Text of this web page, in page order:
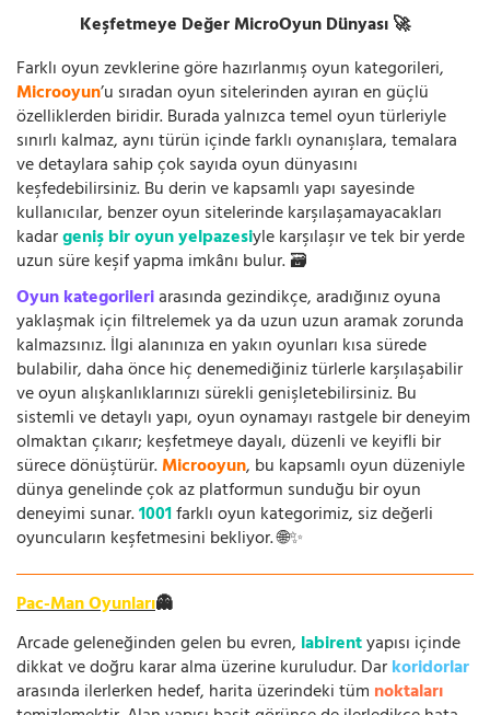
Keşfetmeye Değer MicroOyun Dünyası 🚀
Farklı oyun zevklerine göre hazırlanmış oyun kategorileri,
Microoyun’u sıradan oyun sitelerinden ayıran en güçlü
özelliklerden biridir. Burada yalnızca temel oyun türleriyle
sınırlı kalmaz, aynı türün içinde farklı oynanışlara, temalara
ve detaylara sahip çok sayıda oyun dünyasını
keşfedebilirsiniz. Bu derin ve kapsamlı yapı sayesinde
kullanıcılar, benzer oyun sitelerinde karşılaşamayacakları
kadargeniş bir oyun yelpazesiyle karşılaşır ve tek bir yerde
uzun süre keşif yapma imkânı bulur. 🗃️
Oyun kategorileriarasında gezindikçe, aradığınız oyuna
yaklaşmak için filtrelemek ya da uzun uzun aramak zorunda
kalmazsınız. İlgi alanınıza en yakın oyunları kısa sürede
bulabilir, daha önce hiç denemediğiniz türlerle karşılaşabilir
ve oyun alışkanlıklarınızı sürekli genişletebilirsiniz. Bu
sistemli ve detaylı yapı, oyun oynamayı rastgele bir deneyim
olmaktan çıkarır; keşfetmeye dayalı, düzenli ve keyifli bir
sürece dönüştürür.Microoyun, bu kapsamlı oyun düzeniyle
dünya genelinde çok az platformun sunduğu bir oyun
deneyimi sunar.1001farklı oyun kategorimiz, siz değerli
oyuncuların keşfetmesini bekliyor. 🌐✨
Pac-Man Oyunları👻
Arcade geleneğinden gelen bu evren, labirentyapısı içinde
dikkat ve doğru karar alma üzerine kuruludur. Darkoridorlar
arasında ilerlerken hedef, harita üzerindeki tüm noktaları